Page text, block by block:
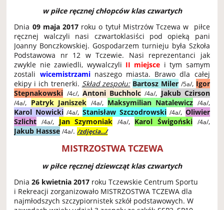
w piłce ręcznej chłopców klas czwartych
Dnia 09 maja 2017roku o tytuł Mistrzów Tczewa w piłce
ręcznej walczyli nasi czwartoklasiści pod opieką pani
Joanny Bonczkowskiej. Gospodarzem turnieju była Szkoła
Podstawowa nr 12 w Tczewie. Nasi reprezentanci jak
zwykle nie zawiedli, wywalczyli II miejsce i tym samym
zostali wicemistrzaminaszego miasta. Brawo dla całej
ekipy i ich trenerki. Skład zespołu: Bartosz Miler /5a/, Igor
Stepnakowski /4c/, Antoni Buchholc /4a/, Jakub Czirson
/4a/, Patryk Janiszek /4a/, Maksymilian Natalewicz /4a/,
Karol Nowicki /4a/,Stanisław Szczodrowski /4a/, Oliwier
Szlicht /4a/, Jan Szymoniak /4a/, Karol Świgoński /4a/,
Jakub Hassse /4a/./zdjęcia.../
MISTRZOSTWA TCZEWA
w piłce ręcznej dziewcząt klas czwartych
Dnia26 kwietnia 2017 roku Tczewskie Centrum Sportu
i Rekreacji zorganizowało MISTRZOSTWA TCZEWA dla
najmłodszych szczypiornistek szkół podstawowych. W